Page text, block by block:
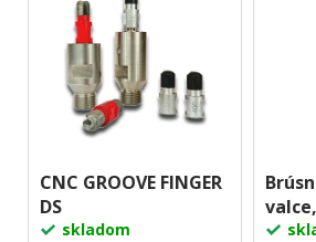
CNC GROOVE FINGER
DS
skladom